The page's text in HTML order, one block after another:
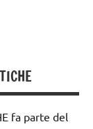
fa parte del